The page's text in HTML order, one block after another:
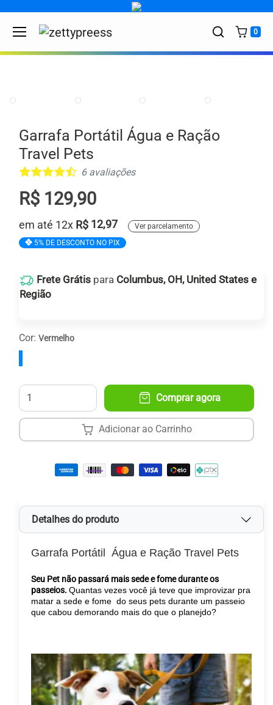
0
Garrafa Portátil Água e Ração
Travel Pets
6 avaliações
R$ 129,90
em até 12x R$ 12,97
Ver parcelamento
5% DE DESCONTO NO PIX
Frete Grátis para Columbus, OH, United States e
Região
Cor: Vermelho
Quantidade
Comprar agora
Adicionar ao Carrinho
Detalhes do produto
Garrafa Portátil Água e Ração Travel Pets
Seu Pet não passará mais sede e fome durante os
passeios. Quantas vezes você já teve que improvizar pra
matar a sede e fome do seus pets durante um passeio
que cabou demorando mais do que o planejdo?